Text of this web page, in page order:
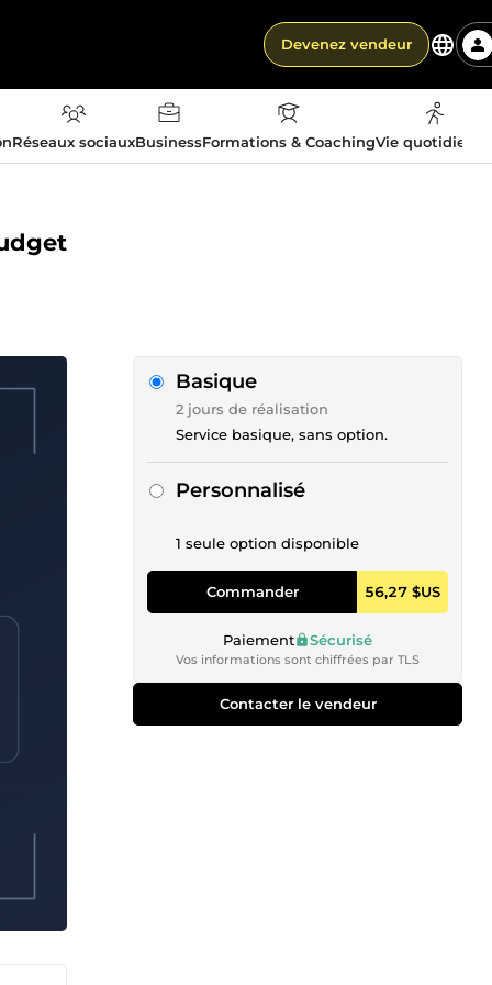
Devenez vendeur
Réseaux sociauxBusinessFormations & CoachingVie
Basique
2 jours de réalisation
Service basique, sans option.
Personnalisé
1 seule option disponible
Commander 56,27 $US
Paiement Sécurisé
Vos informations sont chiffrées par TLS
Contacter le vendeur